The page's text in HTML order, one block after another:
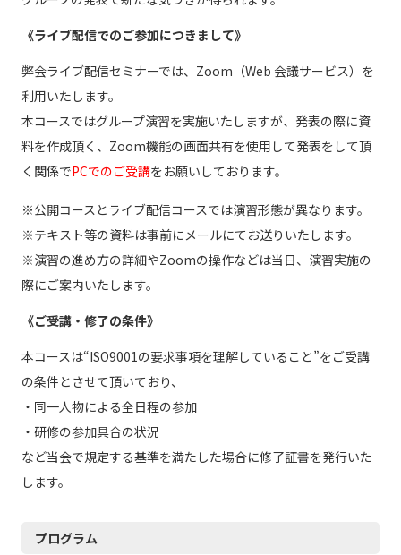
《ライブ配信でのご参加につきまして》
弊会ライブ配信セミナーでは、Zoom（Web 会議サービス）を
利用いたします。
本コースではグループ演習を実施いたしますが、発表の際に資
料を作成頂く、Zoom機能の画面共有を使用して発表をして頂
く関係でPCでのご受講をお願いしております。
※公開コースとライブ配信コースでは演習形態が異なります。
※テキスト等の資料は事前にメールにてお送りいたします。
※演習の進め方の詳細やZoomの操作などは当日、演習実施の
際にご案内いたします。
《ご受講・修了の条件》
本コースは“ISO9001の要求事項を理解していること”をご受講
の条件とさせて頂いており、
・同一人物による全日程の参加
・研修の参加具合の状況
など当会で規定する基準を満たした場合に修了証書を発行いた
します。
プログラム